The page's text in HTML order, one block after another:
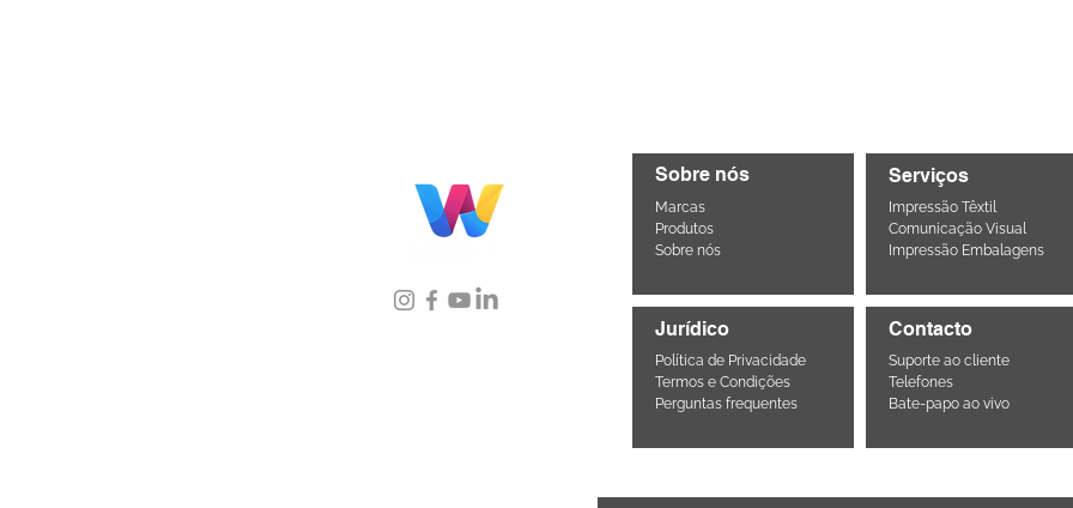
Sobre nós
Marcas
Produtos
Sobre nós
Jurídico
Política de Privacidade
Termos e Condições
Perguntas frequentes
Serviços
Impressão Têxtil
Comunicação Visual
Impressão Embalagens
Contacto
Suporte ao cliente
Telefones
Bate-papo ao vivo